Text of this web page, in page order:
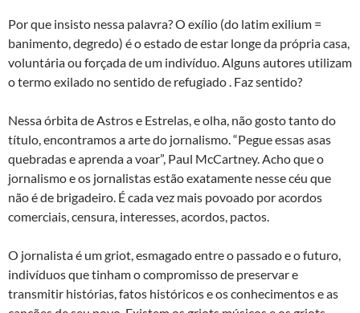
Por que insisto nessa palavra? O exílio (do latim exilium =
banimento, degredo) é o estado de estar longe da própria casa,
voluntária ou forçada de um indivíduo. Alguns autores utilizam
o termo exilado no sentido de refugiado . Faz sentido?
Nessa órbita de Astros e Estrelas, e olha, não gosto tanto do
título, encontramos a arte do jornalismo. “Pegue essas asas
quebradas e aprenda a voar”, Paul McCartney. Acho que o
jornalismo e os jornalistas estão exatamente nesse céu que
não é de brigadeiro. É cada vez mais povoado por acordos
comerciais, censura, interesses, acordos, pactos.
O jornalista é um griot, esmagado entre o passado e o futuro,
indivíduos que tinham o compromisso de preservar e
transmitir histórias, fatos históricos e os conhecimentos e as